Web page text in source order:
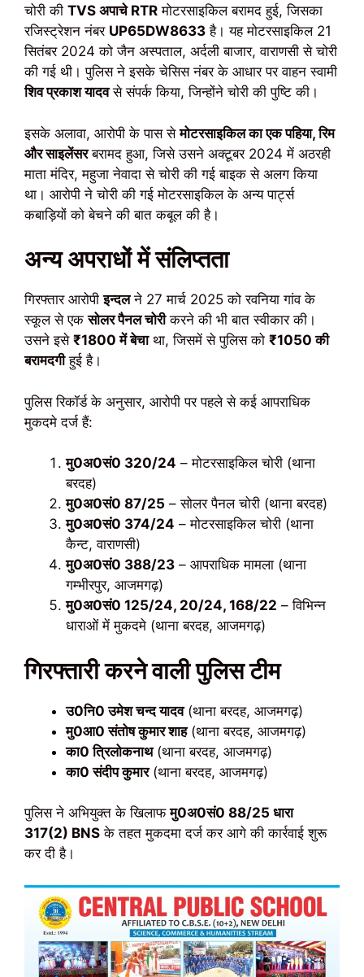
चोरी की TVS अपाचे RTR मोटरसाइकिल बरामद हुई, जिसका
रजिस्ट्रेशन नंबर UP65DW8633 है। यह मोटरसाइकिल 21
सितंबर 2024 को जैन अस्पताल, अर्दली बाजार, वाराणसी से चोरी
की गई थी। पुलिस ने इसके चेसिस नंबर के आधार पर वाहन स्वामी
शिव प्रकाश यादवसे संपर्क किया, जिन्होंने चोरी की पुष्टि की।
इसके अलावा, आरोपी के पास सेमोटरसाइकिल का एक पहिया, रिम
और साइलेंसरबरामद हुआ, जिसे उसने अक्टूबर 2024 में अठरही
माता मंदिर, महुजा नेवादा से चोरी की गई बाइक से अलग किया
था। आरोपी ने चोरी की गई मोटरसाइकिल के अन्य पार्ट्स
कबाड़ियों को बेचने की बात कबूल की है।
अन्य अपराधों में संलिप्तता
गिरफ्तार आरोपीइन्दलने 27 मार्च 2025 को रवनिया गांव के
स्कूल से एकसोलर पैनल चोरीकरने की भी बात स्वीकार की।
उसने इसे ₹1800 में बेचाथा, जिसमें से पुलिस को ₹1050 की
बरामदगीहुई है।
पुलिस रिकॉर्ड के अनुसार, आरोपी पर पहले से कई आपराधिक
मुकदमे दर्ज हैं:
मु0अ0सं0 320/24 – मोटरसाइकिल चोरी (थाना
बरदह)
मु0अ0सं0 87/25 – सोलर पैनल चोरी (थाना बरदह)
मु0अ0सं0 374/24 – मोटरसाइकिल चोरी (थाना
कैन्ट, वाराणसी)
मु0अ0सं0 388/23 – आपराधिक मामला (थाना
गम्भीरपुर, आजमगढ़)
मु0अ0सं0 125/24, 20/24, 168/22 – विभिन्न
धाराओं में मुकदमे (थाना बरदह, आजमगढ़)
गिरफ्तारी करने वाली पुलिस टीम
उ0नि0 उमेश चन्द यादव(थाना बरदह, आजमगढ़)
मु0आ0 संतोष कुमार शाह(थाना बरदह, आजमगढ़)
का0 त्रिलोकनाथ(थाना बरदह, आजमगढ़)
का0 संदीप कुमार(थाना बरदह, आजमगढ़)
पुलिस ने अभियुक्त के खिलाफमु0अ0सं0 88/25 धारा
317(2) BNS के तहत मुकदमा दर्ज कर आगे की कार्रवाई शुरू
कर दी है।